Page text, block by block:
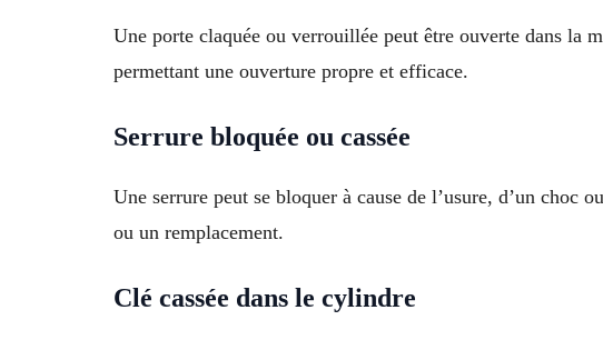
Une porte claquée ou verrouillée peut être ouverte dans la
permettant une ouverture propre et efficace.
Serrure bloquée ou cassée
Une serrure peut se bloquer à cause de l’usure, d’un choc
ou un remplacement.
Clé cassée dans le cylindre